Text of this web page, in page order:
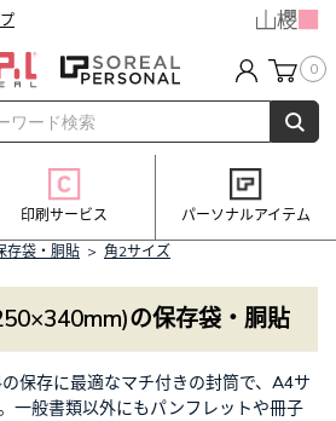
0
印刷サービス
パーソナルアイテム
存袋・胴貼 > 角2サイズ
の保存袋・胴貼
保存に最適なマチ付きの封筒で、A4サ
一般書類以外にもパンフレットや冊子